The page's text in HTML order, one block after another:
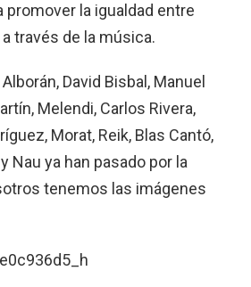
promover la igualdad entre
través de la música.
David Bisbal, Manuel
Melendi, Carlos Rivera,
Morat, Reik, Blas Cantó,
Nau ya han pasado por la
tenemos las imágenes